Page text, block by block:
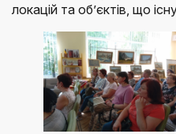
локацій та об’єктів, що